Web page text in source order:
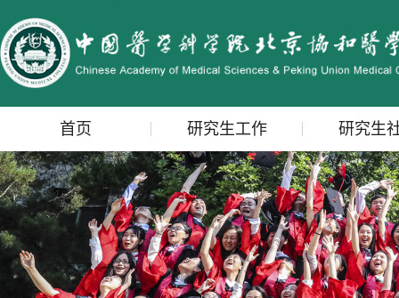
首页 研究生工作 研究生